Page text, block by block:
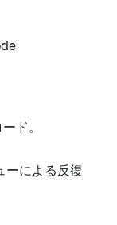
ド。
ーによる反復